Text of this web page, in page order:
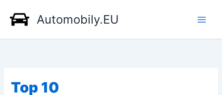
obsah
Automobily.EU
Top 10